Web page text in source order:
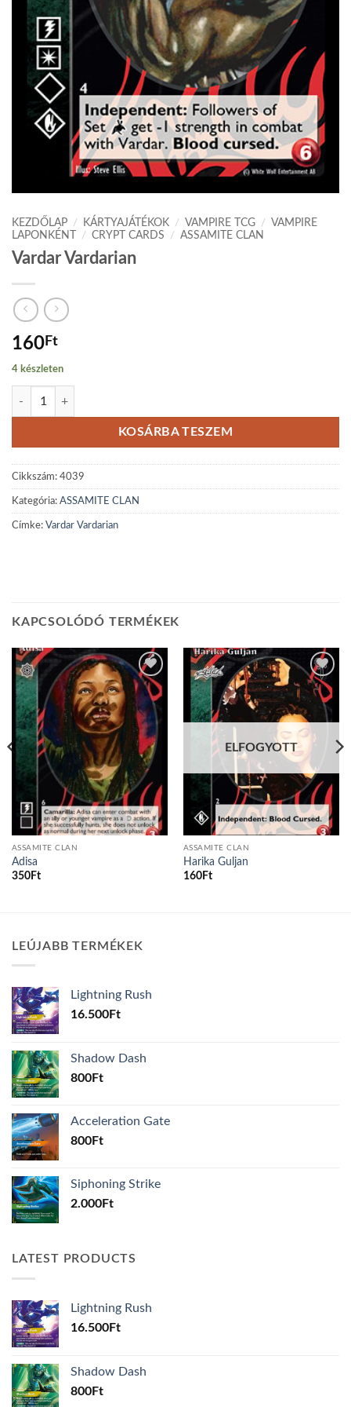
KEZDŐLAP / KÁRTYAJÁTÉKOK / VAMPIRE TCG /
VAMPIRE
LAPONKÉNT
/ CRYPT CARDS / ASSAMITE CLAN
Vardar Vardarian
160Ft
4 készleten
Vardar Vardarian mennyiség
KOSÁRBA TESZEM
Cikkszám: 4039
Kategória: ASSAMITE CLAN
Címke: Vardar Vardarian
KAPCSOLÓDÓ TERMÉKEK
Add to
wishlist
ASSAMITE CLAN
Adisa
350Ft
Add to
wishlist
ELFOGYOTT
ASSAMITE CLAN
Harika Guljan
160Ft
LEÚJABB TERMÉKEK
Lightning Rush
16.500Ft
Shadow Dash
800Ft
Acceleration Gate
800Ft
Siphoning Strike
2.000Ft
LATEST PRODUCTS
Lightning Rush
16.500Ft
Shadow Dash
800Ft